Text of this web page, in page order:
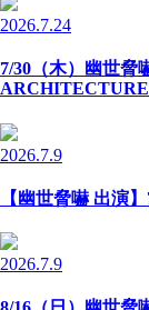
2026.7.24
7/30（木）幽世脅
2026.7.9
【幽世脅嚇 出演
2026.7.9